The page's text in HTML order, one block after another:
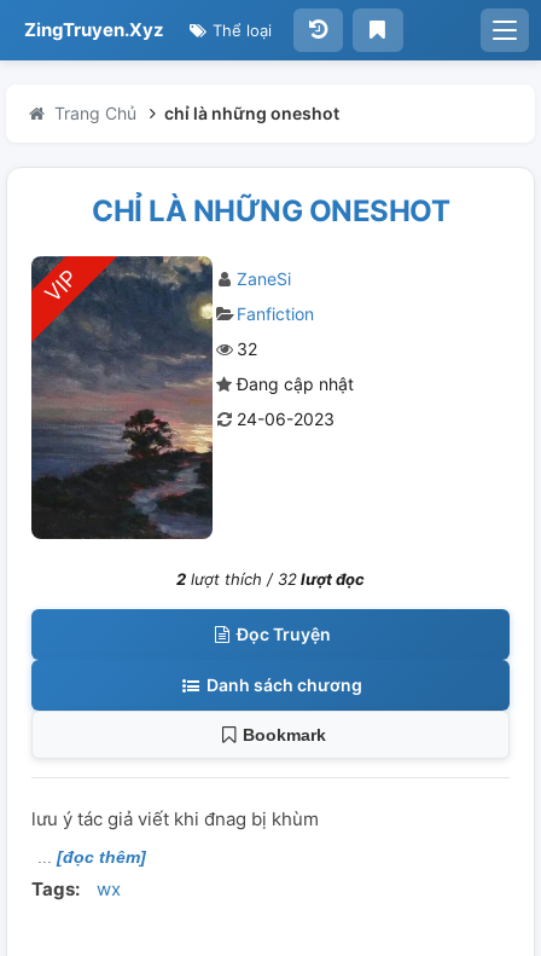
ZingTruyen.Xyz Thể loại
Trang Chủ chỉ là những oneshot
CHỈ LÀ NHỮNG ONESHOT
ZaneSi
Fanfiction
32
Đang cập nhật
24-06-2023
2 lượt thích /32lượt đọc
Đọc Truyện
Danh sách chương
Bookmark
lưu ý tác giả viết khi đnag bị khùm
[đọc thêm]
Tags: wx